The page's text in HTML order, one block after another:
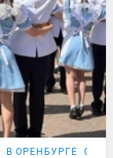
В ОРЕНБУРГЕ